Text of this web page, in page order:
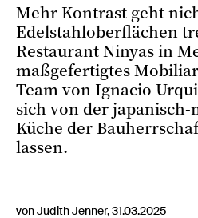
Mehr Kontrast geht
Edelstahloberflächen
Restaurant Ninyas in
maßgefertigtes
Team von Ignacio
sich von der
Küche der
lassen.
von Judith Jenner, 31.03.2025